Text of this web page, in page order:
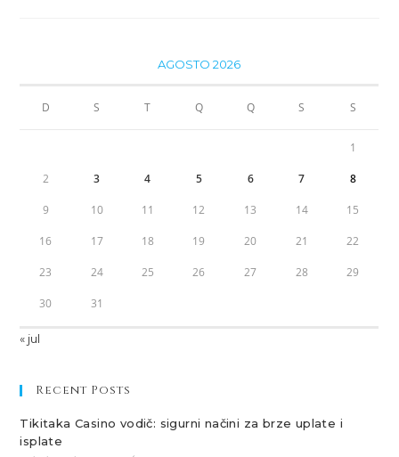
AGOSTO 2026
D S T Q Q S S
1
2 3 4 5 6 7 8
9 10 11 12 13 14 15
16 17 18 19 20 21 22
23 24 25 26 27 28 29
30 31
« jul
Recent Posts
Tikitaka Casino vodič: sigurni načini za brze uplate i
isplate